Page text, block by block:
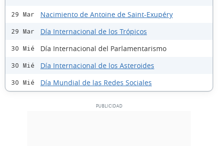
29 Mar Nacimiento de Antoine de Saint-Exupéry
29 Mar Día Internacional de los Trópicos
30 Mié Día Internacional del Parlamentarismo
30 Mié Día Internacional de los Asteroides
30 Mié Día Mundial de las Redes Sociales